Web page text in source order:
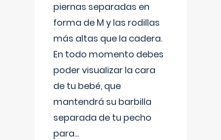
piernas separadas en
forma de M y las rodillas
más altas que la cadera.
En todo momento debes
poder visualizar la cara
de tu bebé, que
mantendrá su barbilla
separada de tu pecho
para...